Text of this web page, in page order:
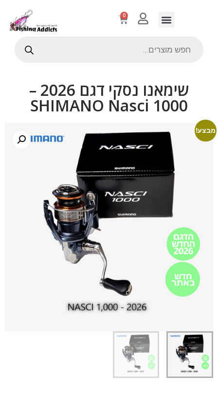
0
שימאנו נסקי דגם 2026 –
SHIMANO Nasci 1000
מבצע!